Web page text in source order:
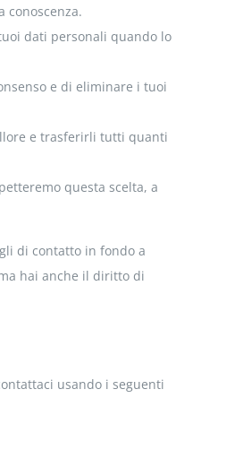
conoscenza.
dati personali quando lo
e di eliminare i tuoi
e trasferirli tutti quanti
questa scelta, a
di contatto in fondo a
hai anche il diritto di
usando i seguenti